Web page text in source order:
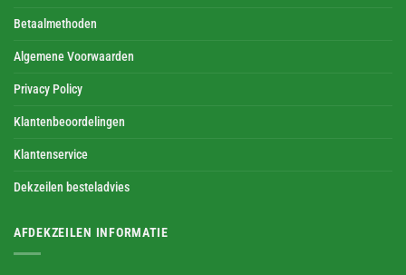
Betaalmethoden
Algemene Voorwaarden
Privacy Policy
Klantenbeoordelingen
Klantenservice
Dekzeilen besteladvies
AFDEKZEILEN INFORMATIE